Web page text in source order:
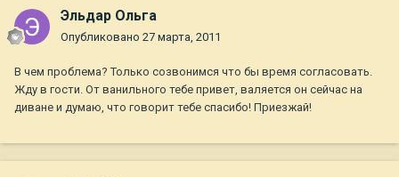
Эльдар Ольга
Опубликовано 27 марта, 2011
В чем проблема? Только созвонимся что бы время согласовать.
Жду в гости. От ванильного тебе привет, валяется он сейчас на
диване и думаю, что говорит тебе спасибо! Приезжай!